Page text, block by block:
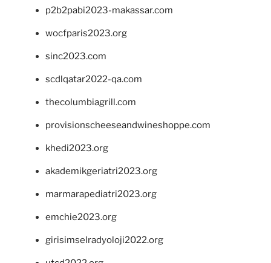
p2b2pabi2023-makassar.com
wocfparis2023.org
sinc2023.com
scdlqatar2022-qa.com
thecolumbiagrill.com
provisionscheeseandwineshoppe.com
khedi2023.org
akademikgeriatri2023.org
marmarapediatri2023.org
emchie2023.org
girisimselradyoloji2022.org